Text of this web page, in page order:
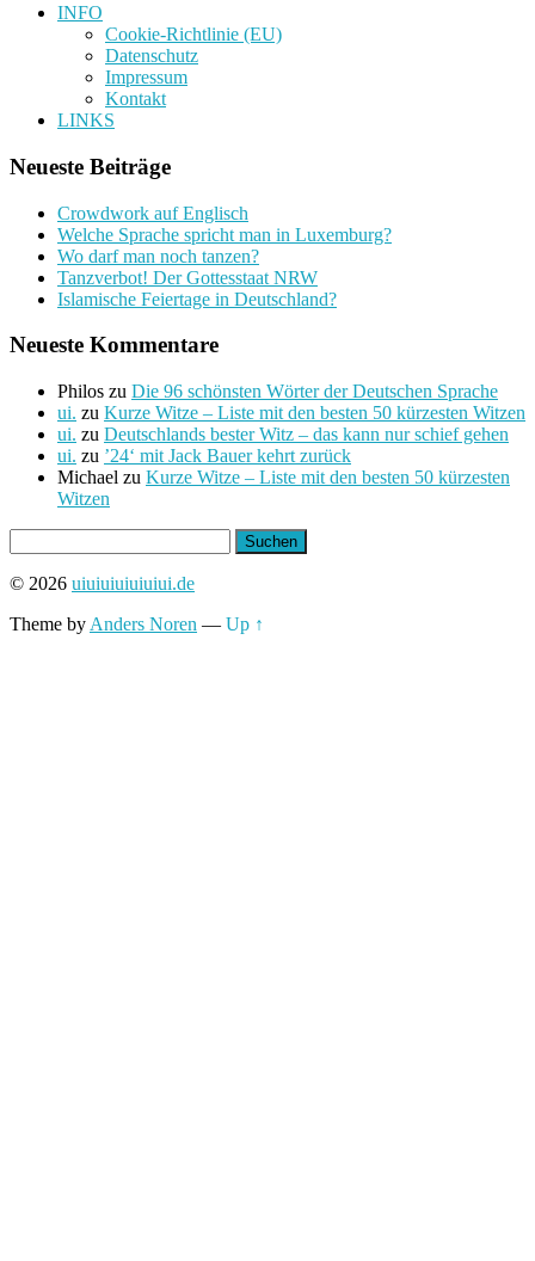
INFO
Cookie-Richtlinie (EU)
Datenschutz
Impressum
Kontakt
LINKS
Neueste Beiträge
Crowdwork auf Englisch
Welche Sprache spricht man in Luxemburg?
Wo darf man noch tanzen?
Tanzverbot! Der Gottesstaat NRW
Islamische Feiertage in Deutschland?
Neueste Kommentare
Philos zu Die 96 schönsten Wörter der Deutschen Sprache
ui. zu Kurze Witze – Liste mit den besten 50 kürzesten Witzen
ui. zu Deutschlands bester Witz – das kann nur schief gehen
ui. zu ’24‘ mit Jack Bauer kehrt zurück
Michael zu Kurze Witze – Liste mit den besten 50 kürzesten
Witzen
nach:
© 2026 uiuiuiuiuiuiui.de
Theme by Anders Noren — Up ↑